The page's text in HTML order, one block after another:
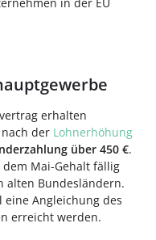
erhalten
der Lohnerhöhung
über 450 €.
Mai-Gehalt fällig
alten Bundesländern.
eine Angleichung des
erreicht werden.